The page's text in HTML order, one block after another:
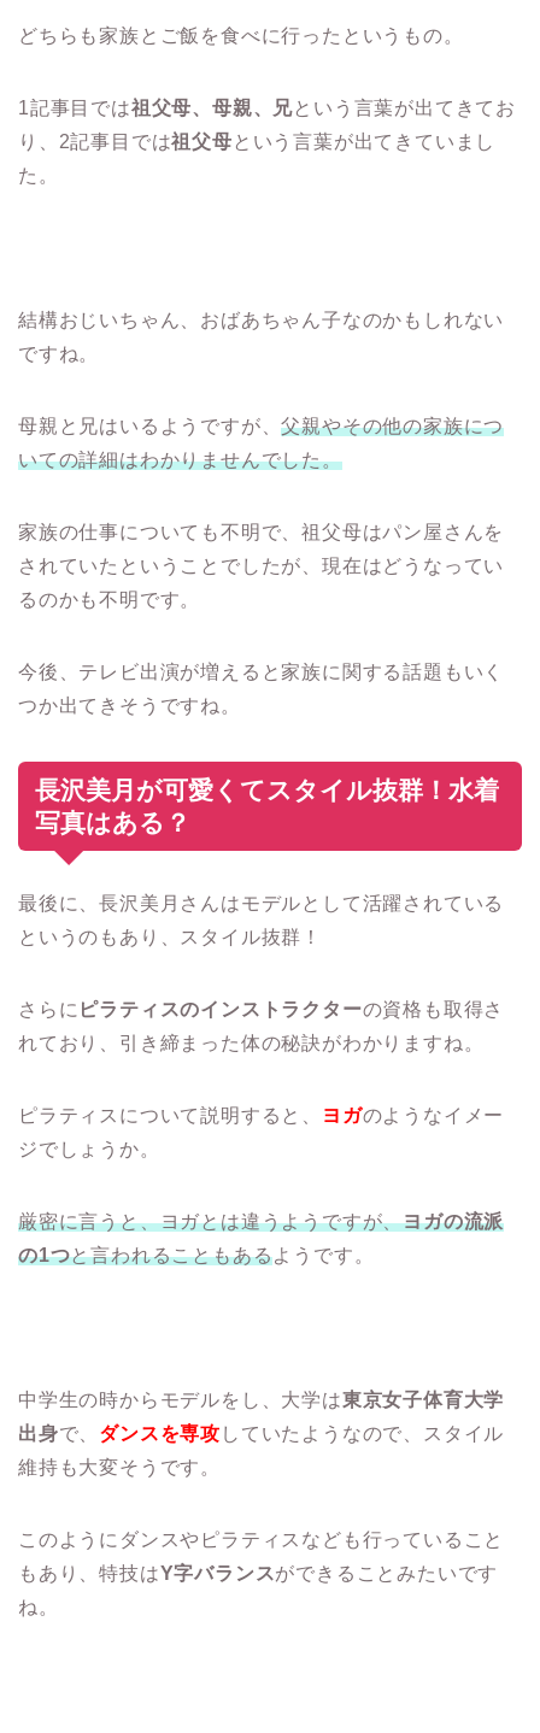
どちらも家族とご飯を食べに行ったというもの。
1記事目では祖父母、母親、兄という言葉が出てきてお
り、2記事目では祖父母 という言葉が出てきていまし
た。
結構おじいちゃん、おばあちゃん子なのかもしれない
ですね。
母親と兄はいるようですが、父親やその他の家族につ
いての詳細はわかりませんでした。
家族の仕事についても不明で、祖父母はパン屋さんを
されていたということでしたが、現在はどうなってい
るのかも不明です。
今後、テレビ出演が増えると家族に関する話題もいく
つか出てきそうですね。
長沢美月が可愛くてスタイル抜群！水着
写真はある？
最後に、長沢美月さんはモデルとして活躍されている
というのもあり、スタイル抜群！
さらに ピラティスのインストラクターの資格も取得さ
れており、引き締まった体の秘訣がわかりますね。
ピラティスについて説明すると、 ヨガのようなイメー
ジでしょうか。
厳密に言うと、ヨガとは違うようですが、ヨガの流派
の1つと言われることもあるようです。
中学生の時からモデルをし、大学は東京女子体育大学
出身で、 ダンスを専攻 していたようなので、スタイル
維持も大変そうです。
このようにダンスやピラティスなども行っていること
もあり、特技はY字バランスができることみたいです
ね。